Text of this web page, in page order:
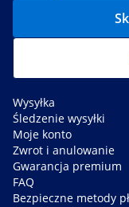
Wysyłka
Śledzenie wysyłki
Moje konto
Zwrot i anulowanie
Gwarancja premium
FAQ
Bezpieczne metody